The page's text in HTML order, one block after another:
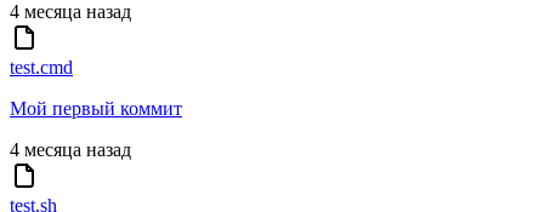
4 месяца назад
test.cmd
Мой первый коммит
4 месяца назад
test.sh